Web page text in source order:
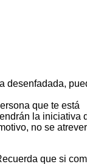
desenfadada,
que te está
la iniciativa
no se
que si